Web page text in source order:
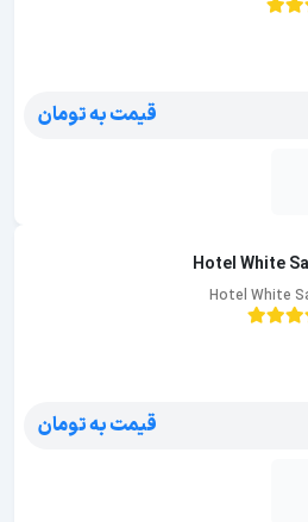
قیمت به تومان
Hotel White
Hotel White
قیمت به تومان